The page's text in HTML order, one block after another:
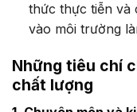
thức thực tiễn và
vào môi trường
Những tiêu chí
chất lượng